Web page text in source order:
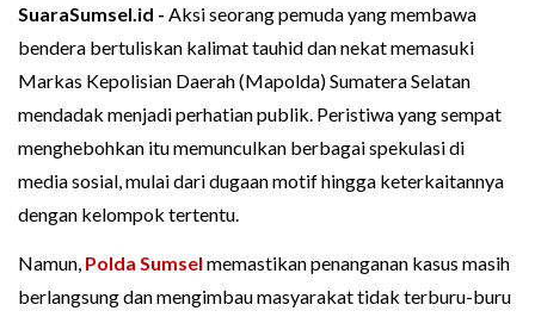
SuaraSumsel.id - Aksi seorang pemuda yang membawa
bendera bertuliskan kalimat tauhid dan nekat memasuki
Markas Kepolisian Daerah (Mapolda) Sumatera Selatan
mendadak menjadi perhatian publik. Peristiwa yang sempat
menghebohkan itu memunculkan berbagai spekulasi di
media sosial, mulai dari dugaan motif hingga keterkaitannya
dengan kelompok tertentu.
Namun, Polda Sumsel memastikan penanganan kasus masih
berlangsung dan mengimbau masyarakat tidak terburu-buru